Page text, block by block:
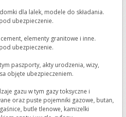
dla lalek, modele do składania.
ubezpieczenie.
elementy granitowe i inne.
ubezpieczenie.
paszporty, akty urodzenia, wizy,
objęte ubezpieczeniem.
gazu w tym gazy toksyczne i
oraz puste pojemniki gazowe, butan,
butle tlenowe, kamizelki